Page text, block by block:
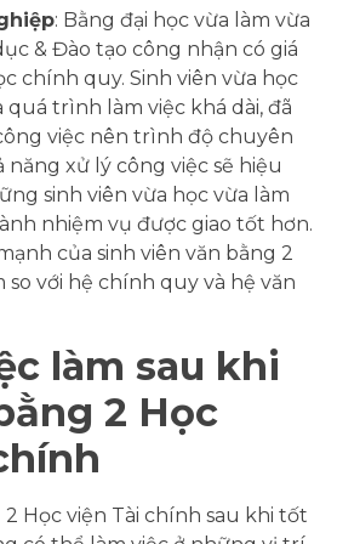
: Bằng đại học vừa làm vừa
& Đào tạo công nhận có giá
chính quy. Sinh viên vừa học
quá trình làm việc khá dài, đã
việc nên trình độ chuyên
xử lý công việc sẽ hiệu
sinh viên vừa học vừa làm
nhiệm vụ được giao tốt hơn.
của sinh viên văn bằng 2
so với hệ chính quy và hệ văn
làm sau khi
2 Học
Học viện Tài chính sau khi tốt